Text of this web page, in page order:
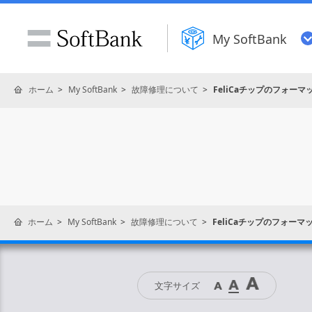
My SoftBank
ホーム My SoftBank 故障修理について FeliCaチップのフォーマ
ホーム My SoftBank 故障修理について FeliCaチップのフォーマ
文字サイズ